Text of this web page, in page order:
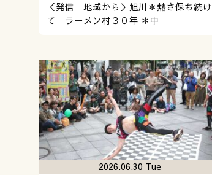
＜発信 地域から＞旭川＊熱さ保ち続け
て ラーメン村３０年 ＊中
2026.06.30 Tue